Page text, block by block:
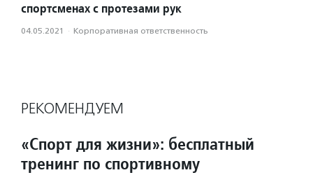
спортсменах с протезами рук
04.05.2021 · Корпоративная ответственность
РЕКОМЕНДУЕМ
«Спорт для жизни»: бесплатный
тренинг по спортивному